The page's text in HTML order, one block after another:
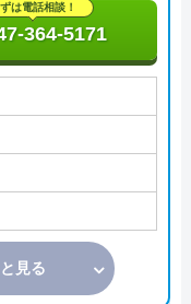
は電話相談！
364-5171
見る